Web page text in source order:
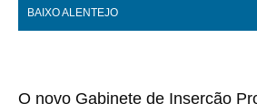
BAIXO ALENTEJO
O novo Gabinete de Inserção